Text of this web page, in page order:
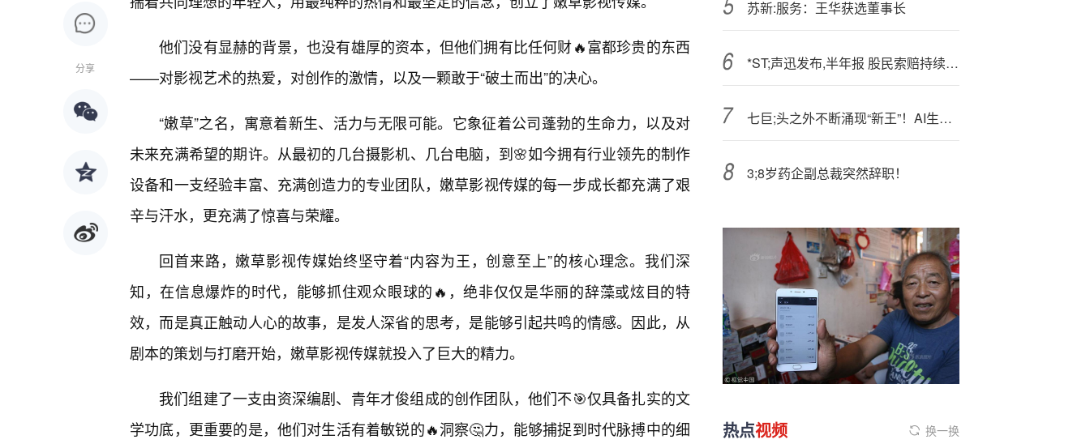
分享
他们没有显赫的背景，也没有雄厚的资本，但他们拥有比任何财🔥富都珍贵的东西
——对影视艺术的热爱，对创作的激情，以及一颗敢于“破土而出”的决心。
“嫩草”之名，寓意着新生、活力与无限可能。它象征着公司蓬勃的生命力，以及对
未来充满希望的期许。从最初的几台摄影机、几台电脑，到🌸如今拥有行业领先的制作
设备和一支经验丰富、充满创造力的专业团队，嫩草影视传媒的每一步成长都充满了艰
辛与汗水，更充满了惊喜与荣耀。
回首来路，嫩草影视传媒始终坚守着“内容为王，创意至上”的核心理念。我们深
知，在信息爆炸的时代，能够抓住观众眼球的🔥，绝非仅仅是华丽的辞藻或炫目的特
效，而是真正触动人心的故事，是发人深省的思考，是能够引起共鸣的情感。因此，从
剧本的策划与打磨开始，嫩草影视传媒就投入了巨大的精力。
我们组建了一支由资深编剧、青年才俊组成的创作团队，他们不🎯仅具备扎实的文
学功底，更重要的是，他们对生活有着敏锐的🔥洞察🤔力，能够捕捉到时代脉搏中的细
苏新:服务：王华获选董事长
*ST;声迅发布,半年报 股民索赔持续推进
七巨;头之外不断涌现“新王”！AI生态进入“诸侯争霸”时代
3;8岁药企副总裁突然辞职！
热点视频 换一换